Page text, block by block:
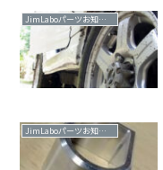
JimLaboパーツお知らせ
JimLaboパーツお知らせ